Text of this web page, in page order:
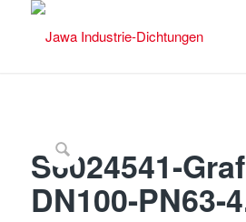
S6024541-
DN100-PN63-